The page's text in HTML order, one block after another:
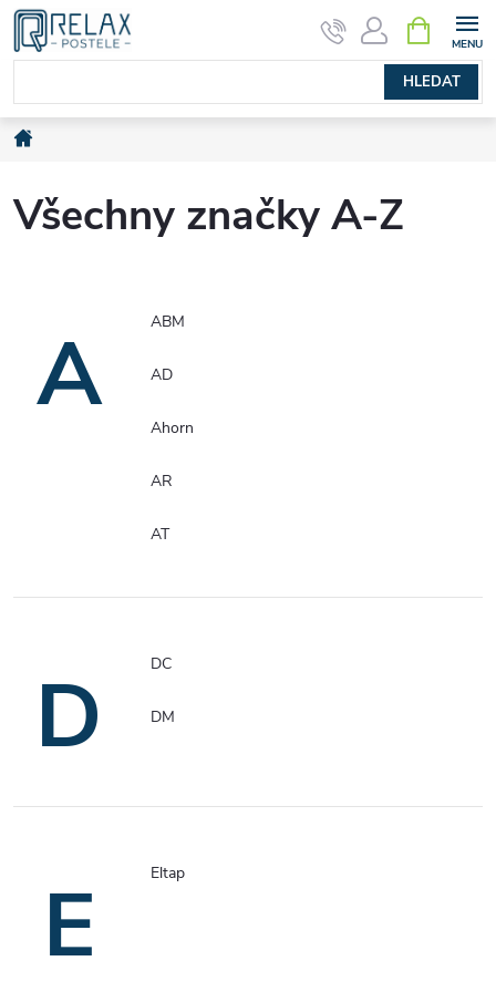
Přejít
obsah
HLEDAT
NÁKUPNÍ
KOŠÍK
Domů
Všechny značky A-Z
A ABM
AD
Ahorn
AR
AT
D DC
DM
E Eltap